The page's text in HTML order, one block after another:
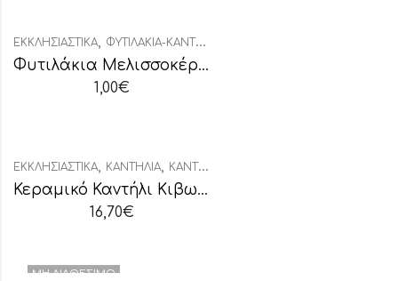
ΕΚΚΛΗΣΙΑΣΤΙΚΆ, ΦΥΤΙΛΆΚΙΑ-ΚΑΝΤΗΛΉΘΡΕΣ
Φυτιλάκια Μελισσοκέρι Μικρή Συσκευασία
1,00€
ΕΚΚΛΗΣΙΑΣΤΙΚΆ, ΚΑΝΤΉΛΙΑ, ΚΑΝΤΉΛΙΑ ΚΕΡΑΜΙΚΆ
Κεραμικό Καντήλι Κιβωτός Μικρό Υαλομένο Μπορντό
16,70€
ΜΗ ΔΙΑΘΈΣΙΜΟ